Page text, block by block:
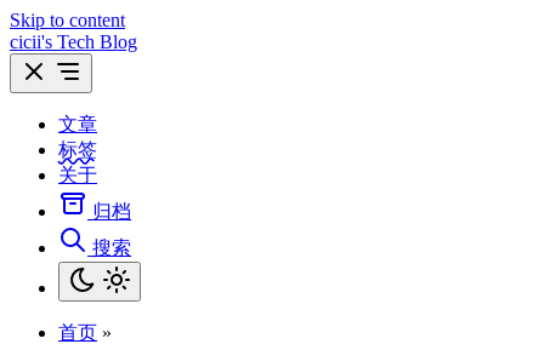
Skip to content
cicii's Tech Blog
文章
标签
关于
归档
搜索
首页 »